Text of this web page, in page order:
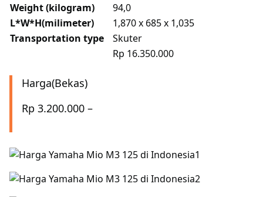
Weight (kilogram)
94,0
L*W*H(milimeter)
1,870 x 685 x 1,035
Transportation type
Skuter
Rp 16.350.000
Harga(Bekas)
Rp 3.200.000 –